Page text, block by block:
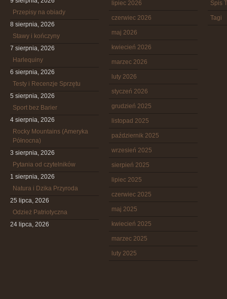
Przepisy na obiady
8 sierpnia, 2026
Stawy i kończyny
7 sierpnia, 2026
Harlequiny
6 sierpnia, 2026
Testy i Recenzje Sprzętu
5 sierpnia, 2026
Sport bez Barier
4 sierpnia, 2026
Rocky Mountains (Ameryka
Północna)
3 sierpnia, 2026
Pytania od czytelników
1 sierpnia, 2026
Natura i Dzika Przyroda
25 lipca, 2026
Odzież Patriotyczna
24 lipca, 2026
lipiec 2026
czerwiec 2026
maj 2026
kwiecień 2026
marzec 2026
luty 2026
styczeń 2026
grudzień 2025
listopad 2025
październik 2025
wrzesień 2025
sierpień 2025
lipiec 2025
czerwiec 2025
maj 2025
kwiecień 2025
marzec 2025
luty 2025
Spis
Tagi